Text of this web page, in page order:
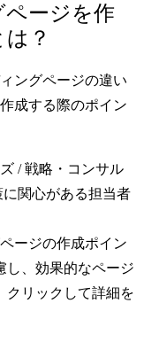
ージを作
？
ングページの違い
成する際のポイン
/ 戦略・コンサル
関心がある担当者
ージの作成ポイン
し、効果的なページ
クリックして詳細を